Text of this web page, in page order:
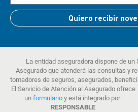
Quiero recibir
La entidad aseguradora dispone de un
Asegurado que atenderá las consultas y
tomadores de seguros, asegurados,
El Servicio de Atención al Asegurado ofrece
un formulario y está integrado por:
RESPONSABLE